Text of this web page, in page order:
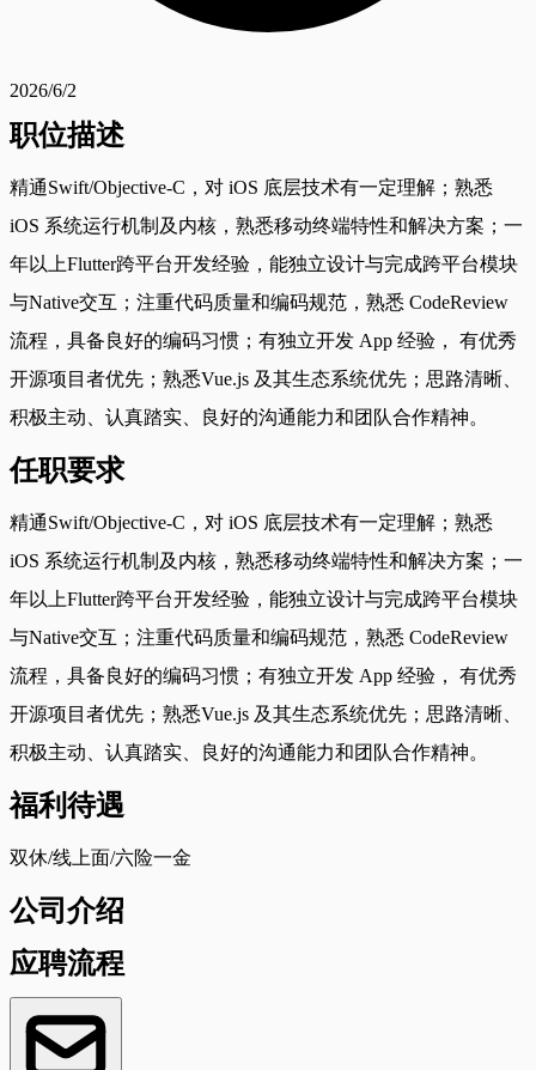
2026/6/2
职位描述
精通Swift/Objective-C，对 iOS 底层技术有一定理解；熟悉
iOS 系统运行机制及内核，熟悉移动终端特性和解决方案；一
年以上Flutter跨平台开发经验，能独立设计与完成跨平台模块
与Native交互；注重代码质量和编码规范，熟悉 CodeReview
流程，具备良好的编码习惯；有独立开发 App 经验， 有优秀
开源项目者优先；熟悉Vue.js 及其生态系统优先；思路清晰、
积极主动、认真踏实、良好的沟通能力和团队合作精神。
任职要求
精通Swift/Objective-C，对 iOS 底层技术有一定理解；熟悉
iOS 系统运行机制及内核，熟悉移动终端特性和解决方案；一
年以上Flutter跨平台开发经验，能独立设计与完成跨平台模块
与Native交互；注重代码质量和编码规范，熟悉 CodeReview
流程，具备良好的编码习惯；有独立开发 App 经验， 有优秀
开源项目者优先；熟悉Vue.js 及其生态系统优先；思路清晰、
积极主动、认真踏实、良好的沟通能力和团队合作精神。
福利待遇
双休/线上面/六险一金
公司介绍
应聘流程